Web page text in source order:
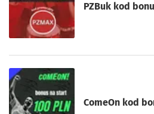
PZBuk kod
ComeOn kod